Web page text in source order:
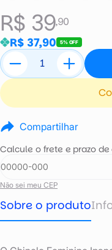
R$ 39,90
R$ 37,90 5% OFF
Compartilhar
Calcule o frete e prazo
Não sei meu CEP
Sobre o produto